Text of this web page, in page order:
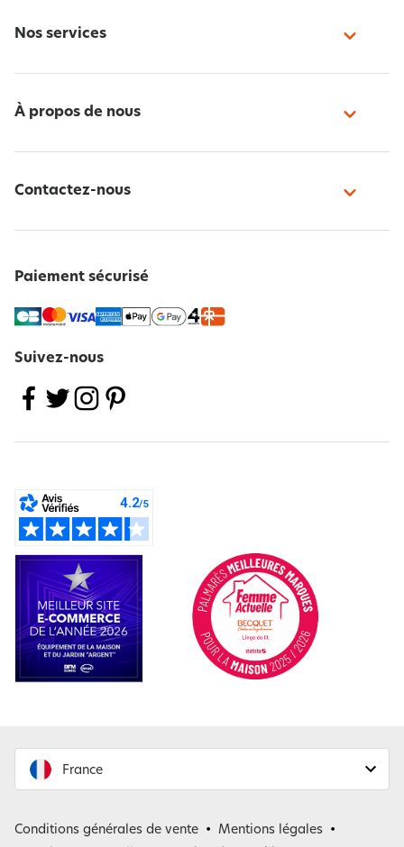
Nos services
À propos de nous
Contactez-nous
Paiement sécurisé
Suivez-nous
France
Conditions générales de vente Mentions légales